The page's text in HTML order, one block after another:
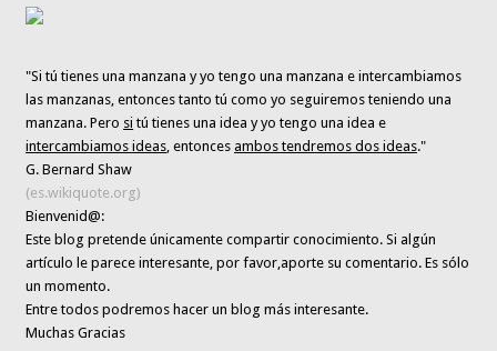
"Si tú tienes una manzana y yo tengo una manzana e intercambiamos
las manzanas, entonces tanto tú como yo seguiremos teniendo una
manzana. Pero si tú tienes una idea y yo tengo una idea e
intercambiamos ideas, entoncesambos tendremos dos ideas."
G. Bernard Shaw
(es.wikiquote.org)
Bienvenid@:
Este blog pretende únicamentecompartir conocimiento. Si algún
artículo le parece interesante,por favor,aporte su comentario. Es sólo
un momento.
Entre todos podremos hacer un blog más interesante.
Muchas Gracias